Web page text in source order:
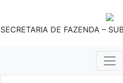
SECRETARIA DE FAZENDA –